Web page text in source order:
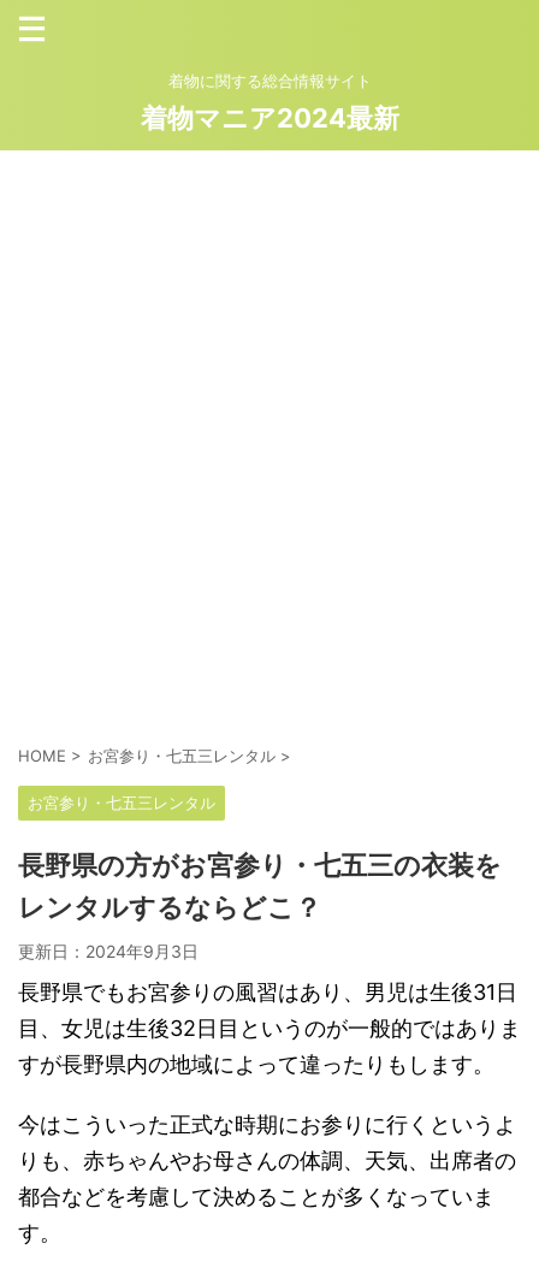
着物に関する総合情報サイト
着物マニア2024最新
HOME > お宮参り・七五三レンタル >
お宮参り・七五三レンタル
長野県の方がお宮参り・七五三の衣装を
レンタルするならどこ？
更新日： 2024年9月3日
長野県でもお宮参りの風習はあり、男児は生後31日
目、女児は生後32日目というのが一般的ではありま
すが長野県内の地域によって違ったりもします。
今はこういった正式な時期にお参りに行くというよ
りも、赤ちゃんやお母さんの体調、天気、出席者の
都合などを考慮して決めることが多くなっていま
す。